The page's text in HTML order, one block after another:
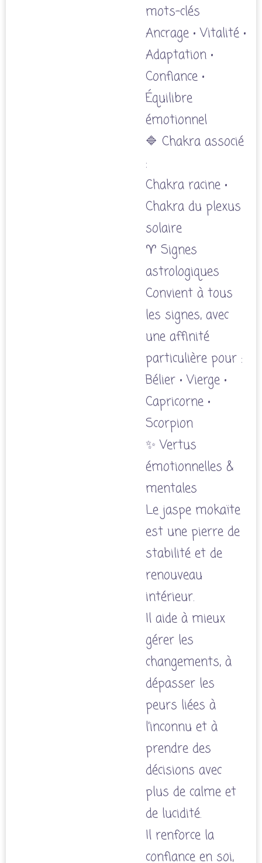
mots-clés
Ancrage • Vitalité •
Adaptation •
Confiance •
Équilibre
émotionnel
🔷 Chakra associé
:
Chakra racine •
Chakra du plexus
solaire
♈ Signes
astrologiques
Convient à tous
les signes, avec
une affinité
particulière pour :
Bélier • Vierge •
Capricorne •
Scorpion
✨ Vertus
émotionnelles &
mentales
Le jaspe mokaïte
est une pierre de
stabilité et de
renouveau
intérieur.
Il aide à mieux
gérer les
changements, à
dépasser les
peurs liées à
l’inconnu et à
prendre des
décisions avec
plus de calme et
de lucidité.
Il renforce la
confiance en soi,